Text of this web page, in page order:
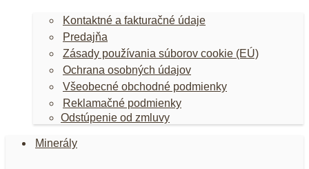
Kontaktné a fakturačné údaje
Predajňa
Zásady používania súborov cookie (EÚ)
Ochrana osobných údajov
Všeobecné obchodné podmienky
Reklamačné podmienky
Odstúpenie od zmluvy
Minerály